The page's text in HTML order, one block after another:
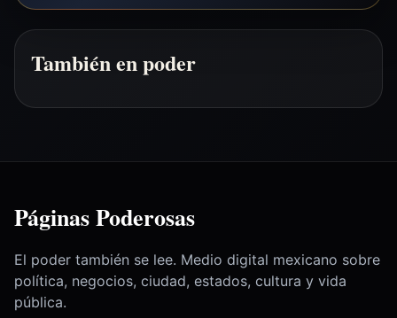
También en poder
Páginas Poderosas
El poder también se lee. Medio digital mexicano sobre
política, negocios, ciudad, estados, cultura y vida
pública.